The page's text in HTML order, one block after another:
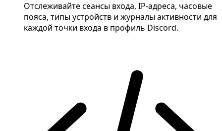
Отслеживайте сеансы входа, IP-адреса, часовые
пояса, типы устройств и журналы активности для
каждой точки входа в профиль Discord.